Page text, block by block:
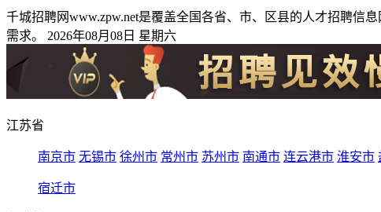
千城招聘网www.zpw.net是覆盖全国各省、市、区县的人才招聘信
需求。 2026年08月08日 星期六
江苏省
南京市 无锡市 徐州市 常州市 苏州市 南通市 连云港市 淮安市
宿迁市